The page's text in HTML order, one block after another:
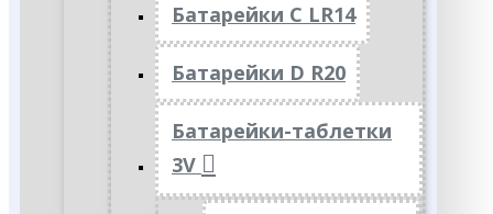
Батарейки C LR14
Батарейки D R20
Батарейки-таблетки
3V